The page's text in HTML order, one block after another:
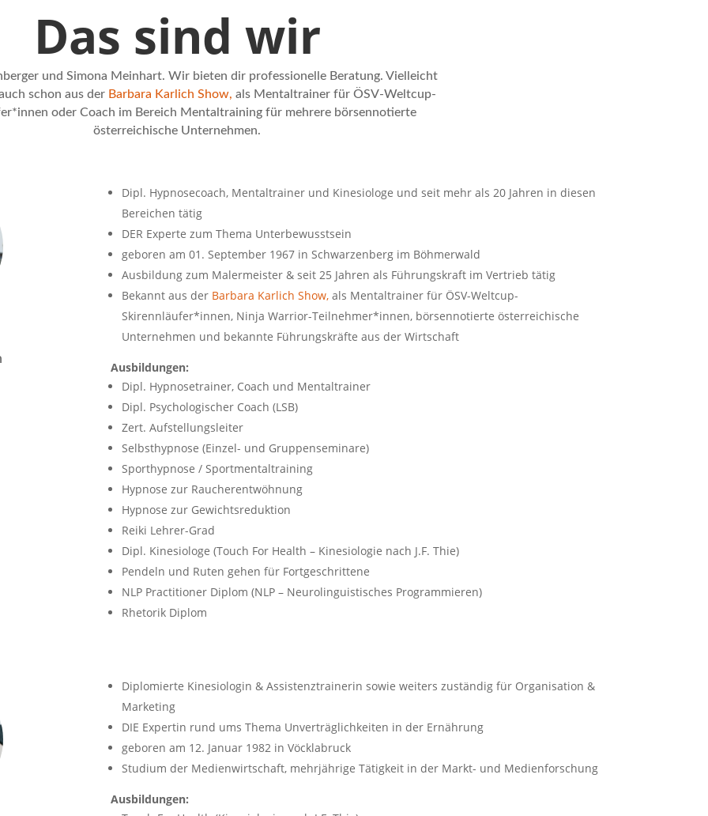
Das sind wir
und Simona Meinhart. Wir bieten dir professionelle Beratung. Vielleicht
schon aus der Barbara Karlich Show, als Mentaltrainer für ÖSV-Weltcup-
oder Coach im Bereich Mentaltraining für mehrere börsennotierte
österreichische Unternehmen.
Dipl. Hypnosecoach, Mentaltrainer und Kinesiologe und seit mehr als 20 Jahren in diesen
Bereichen tätig
DER Experte zum Thema Unterbewusstsein
geboren am 01. September 1967 in Schwarzenberg im Böhmerwald
Ausbildung zum Malermeister & seit 25 Jahren als Führungskraft im Vertrieb tätig
Bekannt aus der Barbara Karlich Show, als Mentaltrainer für ÖSV-Weltcup-
Skirennläufer*innen, Ninja Warrior-Teilnehmer*innen, börsennotierte österreichische
Unternehmen und bekannte Führungskräfte aus der Wirtschaft
Ausbildungen:
Dipl. Hypnosetrainer, Coach und Mentaltrainer
Dipl. Psychologischer Coach (LSB)
Zert. Aufstellungsleiter
Selbsthypnose (Einzel- und Gruppenseminare)
Sporthypnose / Sportmentaltraining
Hypnose zur Raucherentwöhnung
Hypnose zur Gewichtsreduktion
Reiki Lehrer-Grad
Dipl. Kinesiologe (Touch For Health – Kinesiologie nach J.F. Thie)
Pendeln und Ruten gehen für Fortgeschrittene
NLP Practitioner Diplom (NLP – Neurolinguistisches Programmieren)
Rhetorik Diplom
Diplomierte Kinesiologin & Assistenztrainerin sowie weiters zuständig für Organisation &
Marketing
DIE Expertin rund ums Thema Unverträglichkeiten in der Ernährung
geboren am 12. Januar 1982 in Vöcklabruck
Studium der Medienwirtschaft, mehrjährige Tätigkeit in der Markt- und Medienforschung
Ausbildungen: